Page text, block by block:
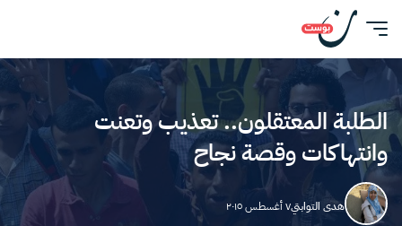
الطلبة المعتقلون.. تعذيب وتعنت
وانتهاكات وقصة نجاح
هدى التوابتي٧ أغسطس ٢٠١٥